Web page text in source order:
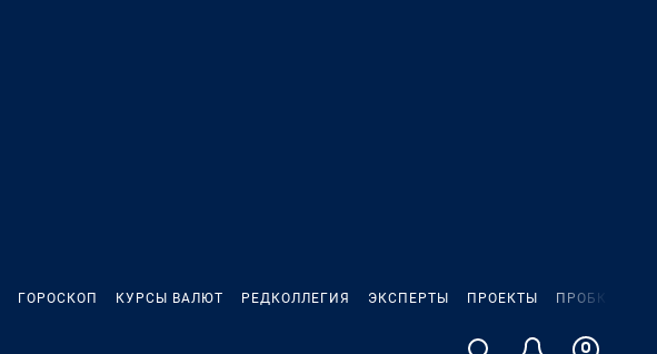
ГОРОСКОП КУРСЫ ВАЛЮТ РЕДКОЛЛЕГИЯ ЭКСПЕРТЫ ПРОЕКТЫ ПРОБКИ